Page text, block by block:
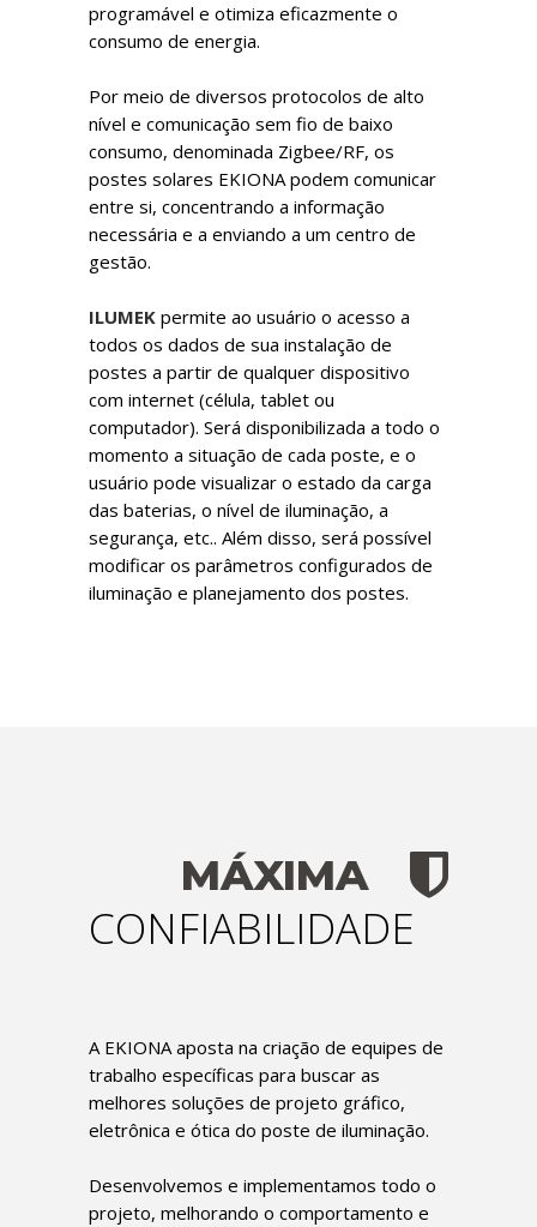
programável e otimiza eficazmente o
consumo de energia.
Por meio de diversos protocolos de alto
nível e comunicação sem fio de baixo
consumo, denominada Zigbee/RF, os
postes solares EKIONA podem comunicar
entre si, concentrando a informação
necessária e a enviando a um centro de
gestão.
ILUMEK permite ao usuário o acesso a
todos os dados de sua instalação de
postes a partir de qualquer dispositivo
com internet (célula, tablet ou
computador). Será disponibilizada a todo o
momento a situação de cada poste, e o
usuário pode visualizar o estado da carga
das baterias, o nível de iluminação, a
segurança, etc.. Além disso, será possível
modificar os parâmetros configurados de
iluminação e planejamento dos postes.
MÁXIMA
CONFIABILIDADE
A EKIONA aposta na criação de equipes de
trabalho específicas para buscar as
melhores soluções de projeto gráfico,
eletrônica e ótica do poste de iluminação.
Desenvolvemos e implementamos todo o
projeto, melhorando o comportamento e